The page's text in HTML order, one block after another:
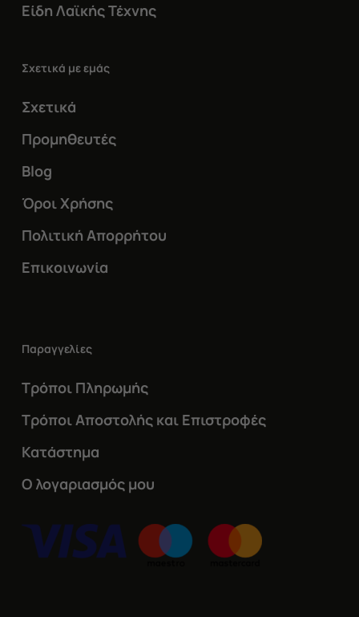
Είδη Λαϊκής Τέχνης
Σχετικά με εμάς
Σχετικά
Προμηθευτές
Blog
Όροι Χρήσης
Πολιτική Απορρήτου
Επικοινωνία
Παραγγελίες
Τρόποι Πληρωμής
Τρόποι Αποστολής και Επιστροφές
Κατάστημα
Ο λογαριασμός μου